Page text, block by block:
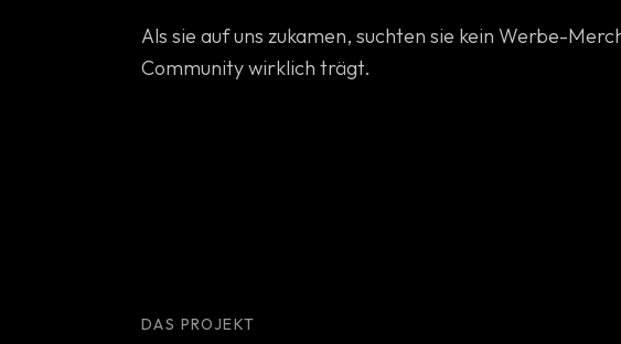
Als sie auf uns zukamen, suchten sie kein Werbe-
Community wirklich trägt.
DAS PROJEKT